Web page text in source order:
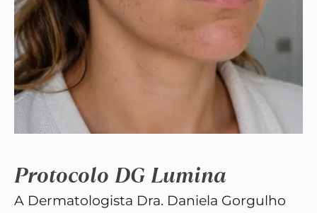
Protocolo DG Lumina
A Dermatologista Dra. Daniela Gorgulho